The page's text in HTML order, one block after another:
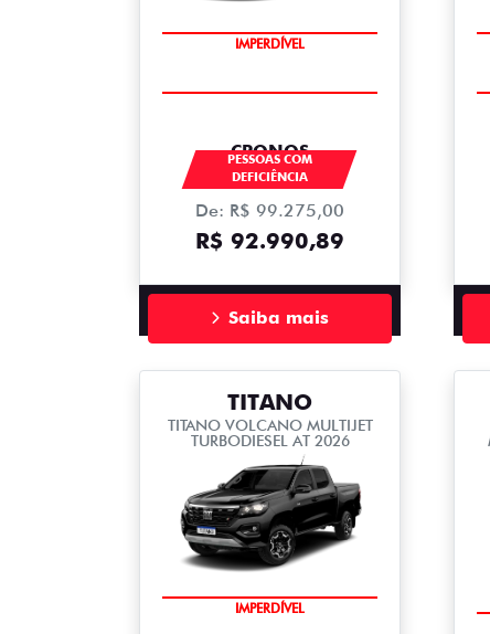
IMPERDÍVEL
CRONOS
PESSOAS COM
DEFICIÊNCIA
De: R$ 99.275,00
R$ 92.990,89
Saiba mais
TITANO
TITANO VOLCANO MULTIJET
TURBODIESEL AT 2026
IMPERDÍVEL